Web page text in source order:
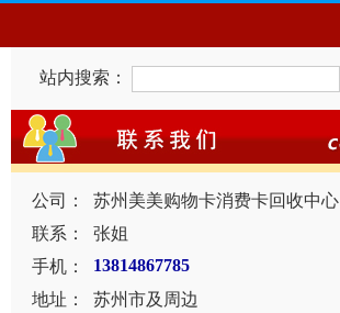
站内搜索：
公司：
苏州美美购物卡消费卡回收中心
联系：
张姐
手机：
13814867785
地址：
苏州市及周边